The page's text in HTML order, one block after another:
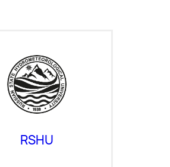
RSHU